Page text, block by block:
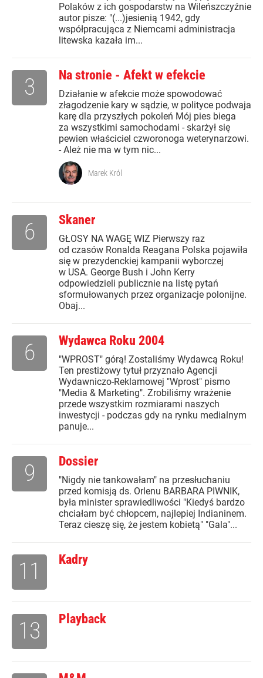
Polaków z ich gospodarstw na Wileńszczyźnie
autor pisze: "(...)jesienią 1942, gdy
współpracująca z Niemcami administracja
litewska kazała im...
Na stronie - Afekt w efekcie
Działanie w afekcie może spowodować
złagodzenie kary w sądzie, w polityce podwaja
karę dla przyszłych pokoleń Mój pies biega
za wszystkimi samochodami - skarżył się
pewien właściciel czworonoga weterynarzowi.
- Ależ nie ma w tym nic...
3
Marek Król
Skaner
GŁOSY NA WAGĘ WIZ Pierwszy raz
od czasów Ronalda Reagana Polska pojawiła
się w prezydenckiej kampanii wyborczej
w USA. George Bush i John Kerry
odpowiedzieli publicznie na listę pytań
sformułowanych przez organizacje polonijne.
Obaj...
6
Wydawca Roku 2004
"WPROST" górą! Zostaliśmy Wydawcą Roku!
Ten prestiżowy tytuł przyznało Agencji
Wydawniczo-Reklamowej "Wprost" pismo
"Media & Marketing". Zrobiliśmy wrażenie
przede wszystkim rozmiarami naszych
inwestycji - podczas gdy na rynku medialnym
panuje...
6
Dossier
"Nigdy nie tankowałam" na przesłuchaniu
przed komisją ds. Orlenu BARBARA PIWNIK,
była minister sprawiedliwości "Kiedyś bardzo
chciałam być chłopcem, najlepiej Indianinem.
Teraz cieszę się, że jestem kobietą" "Gala"...
9
Kadry
11
Playback
13